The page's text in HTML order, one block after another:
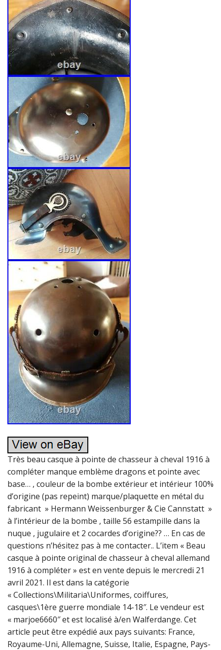
Très beau casque à pointe de chasseur à cheval 1916 à
compléter manque emblème dragons et pointe avec
base… , couleur de la bombe extérieur et intérieur 100%
d’origine (pas repeint) marque/plaquette en métal du
fabricant » Hermann Weissenburger & Cie Cannstatt »
à l’intérieur de la bombe , taille 56 estampille dans la
nuque , jugulaire et 2 cocardes d’origine?? … En cas de
questions n’hésitez pas à me contacter.. L’item « Beau
casque à pointe original de chasseur à cheval allemand
1916 à compléter » est en vente depuis le mercredi 21
avril 2021. Il est dans la catégorie
« Collections\Militaria\Uniformes, coiffures,
casques\1ère guerre mondiale 14-18″. Le vendeur est
« marjoe6660″ et est localisé à/en Walferdange. Cet
article peut être expédié aux pays suivants: France,
Royaume-Uni, Allemagne, Suisse, Italie, Espagne, Pays-